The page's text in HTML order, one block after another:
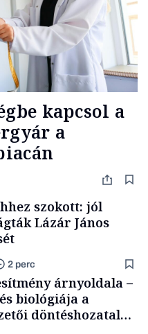
kapcsol a
a
szokott: jól
Lázár János
2 perc
árnyoldala –
biológiája a
döntéshozatal